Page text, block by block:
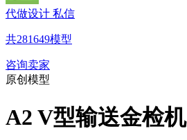
代做设计 私信
共281649模型
咨询卖家
原创模型
A2 V型输送金检机